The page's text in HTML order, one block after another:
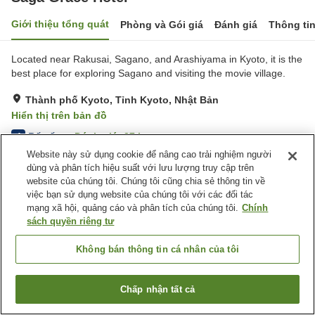
Giới thiệu tổng quát Phòng và Gói giá Đánh giá Thông
Located near Rakusai, Sagano, and Arashiyama in Kyoto, it is the
best place for exploring Sagano and visiting the movie village.
Thành phố Kyoto, Tỉnh Kyoto, Nhật Bản
Hiển thị trên bản đồ
4 Rất tốt Đánh giá:27lượt
Tiện nghi chỗ nghỉ
Xông hơi
Spa / Salon
Máy bán hàng tự động
Sảnh tiệc
Nhật Bản Tỉnh Kyoto
Thành phố Kyoto
Saga Grace Hotel
Tìm phòng trống
Website này sử dụng cookie để nâng cao trải nghiệm người
dùng và phân tích hiệu suất với lưu lượng truy cập trên
website của chúng tôi. Chúng tôi cũng chia sẻ thông tin về
việc bạn sử dụng website của chúng tôi với các đối tác
mạng xã hội, quảng cáo và phân tích của chúng tôi. Chính
sách quyền riêng tư
Không bán thông tin cá nhân của tôi
Chấp nhận tất cả